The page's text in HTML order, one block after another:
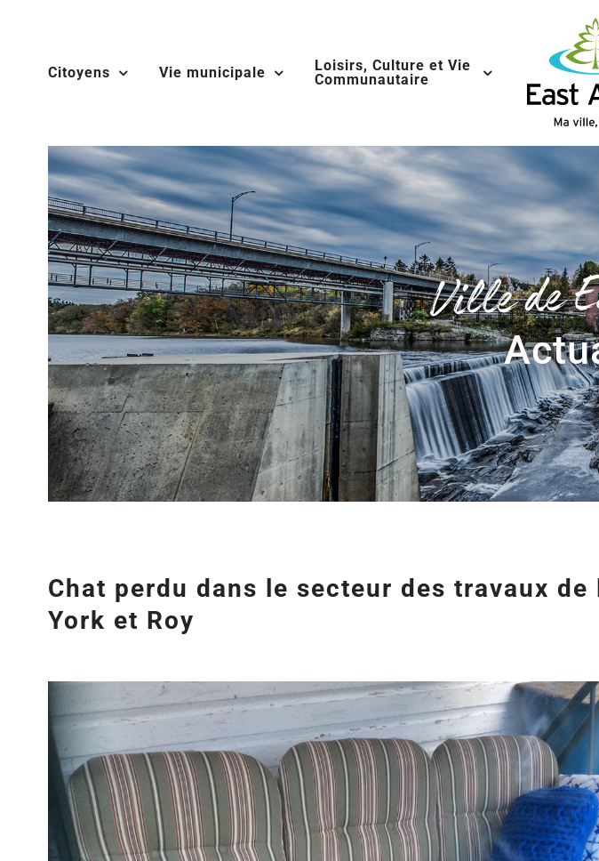
contentCitoyens Vie municipale
Loisirs, Culture et Vie
Communautaire
Ville de
Chat perdu dans le secteur des travaux
York et Roy
l&apos;image